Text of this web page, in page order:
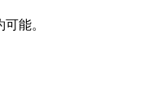
能。